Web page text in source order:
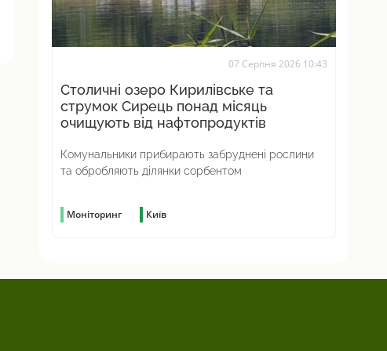
07 Серпня 2026 10:43
Столичні озеро Кирилівське та
струмок Сирець понад місяць
очищують від нафтопродуктів
Комунальники прибирають забруднені рослини
та обробляють ділянки сорбентом
Моніторинг Київ